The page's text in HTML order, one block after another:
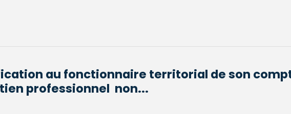
au fonctionnaire territorial de son
professionnel non...